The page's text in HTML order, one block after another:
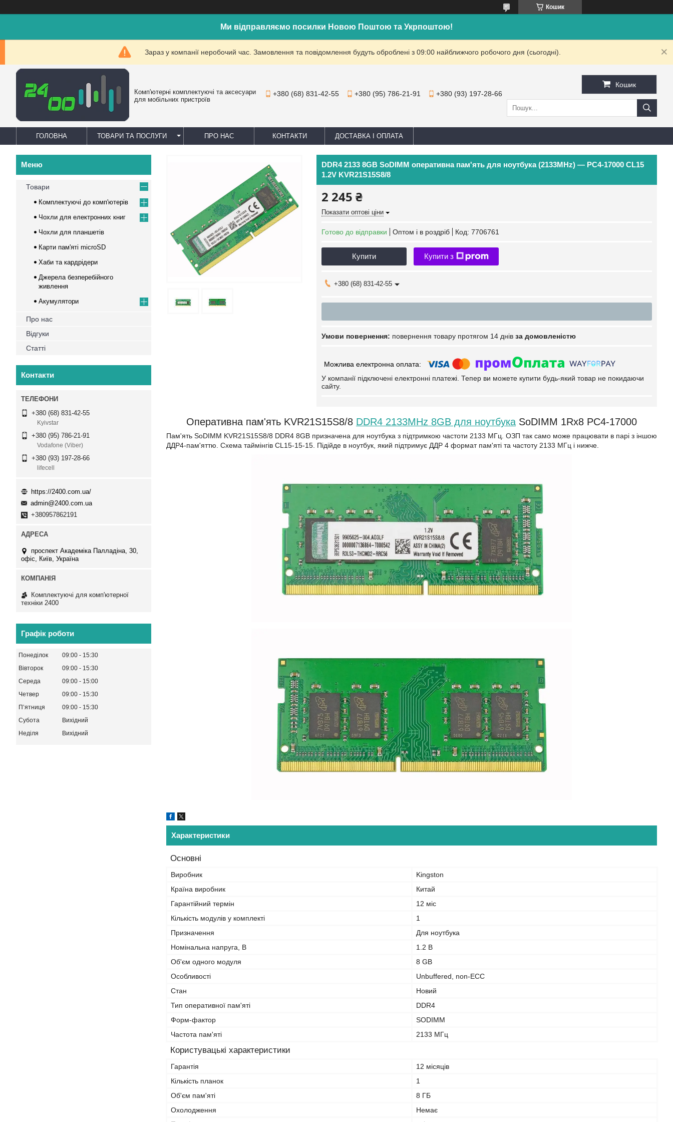
Кошик
Ми відправляємо посилки Новою Поштою та Укрпоштою!
Зараз у компанії неробочий час. Замовлення та повідомлення будуть оброблені з 09:00 найближчого робочого дня (сьогодні).
Комп'ютерні комплектуючі та аксесуари
для мобільних пристроїв
+380 (68) 831-42-55 +380 (95) 786-21-91 +380 (93) 197-28-66
Кошик
ГОЛОВНА ТОВАРИ ТА ПОСЛУГИ ПРО НАС КОНТАКТИ ДОСТАВКА І ОПЛАТА
DDR4 2133 8GB SoDIMM оперативна пам'ять для ноутбука (2133MHz) — PC4-17000 CL15
1.2V KVR21S15S8/8
2 245 ₴
Показати оптові ціни
Готово до відправки Оптом і в роздріб Код: 7706761
Купити Купити з
+380 (68) 831-42-55
повернення товару протягом 14 днів за домовленістю
У компанії підключені електронні платежі. Тепер ви можете купити будь-який товар не покидаючи
сайту.
Оперативна пам'ять KVR21S15S8/8 DDR4 2133MHz 8GB для ноутбука SoDIMM 1Rx8 PC4-17000
Пам'ять SoDIMM KVR21S15S8/8 DDR4 8GB призначена для ноутбука з підтримкою частоти 2133 МГц. ОЗП так само може працювати в парі з іншою
ДДР4-пам'яттю. Схема таймінгів CL15-15-15. Підійде в ноутбук, який підтримує ДДР 4 формат пам'яті та частоту 2133 МГц і нижче.
Характеристики
Основні
Виробник
Kingston
Країна виробник
Китай
Гарантійний термін
12 міс
Кількість модулів у комплекті
1
Призначення
Для ноутбука
Номінальна напруга, В
1.2 В
Об'єм одного модуля
8 GB
Особливості
Unbuffered, non-ECC
Стан
Новий
Тип оперативної пам'яті
DDR4
Форм-фактор
SODIMM
Частота пам'яті
2133 МГц
Користувацькі характеристики
Гарантія
12 місяців
Кількість планок
1
Об'єм пам'яті
8 ГБ
Охолодження
Немає
Товари
Комплектуючі до комп'ютерів
Чохли для електронних книг
Чохли для планшетів
Карти пам'яті microSD
Хаби та кардрідери
Джерела безперебійного
живлення
Акумулятори
Про нас
Відгуки
Статті
Контакти
+380 (68) 831-42-55
Kyivstar
+380 (95) 786-21-91
Vodafone (Viber)
+380 (93) 197-28-66
lifecell
https://2400.com.ua/
admin@2400.com.ua
+380957862191
проспект Академіка Палладіна, 30,
офіс, Київ, Україна
Комплектуючі для комп'ютерної
техніки 2400
Графік роботи
Понеділок 09:00
15:30
Вівторок
09:00
15:30
Середа
09:00
15:00
Четвер
09:00
15:30
Пʼятниця
09:00
15:30
Субота
Вихідний
Неділя
Вихідний